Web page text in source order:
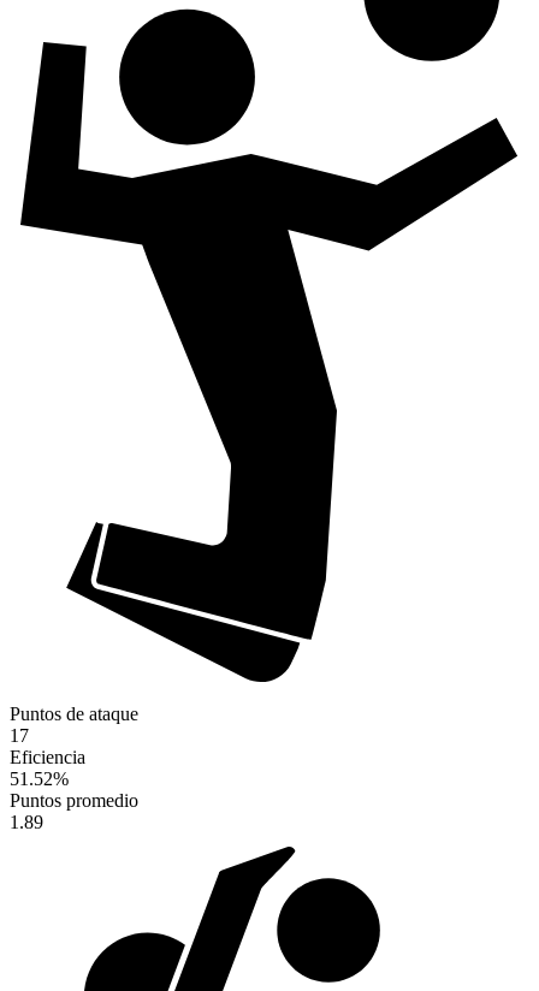
Puntos de ataque
17
Eficiencia
51.52%
Puntos promedio
1.89